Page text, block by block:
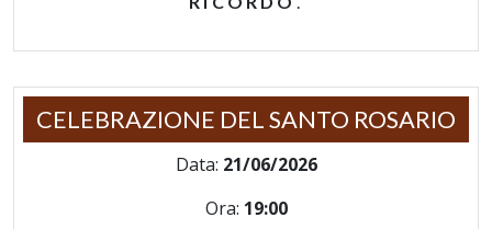
CELEBRAZIONE DEL SANTO ROSARIO
Data: 21/06/2026
Ora: 19:00